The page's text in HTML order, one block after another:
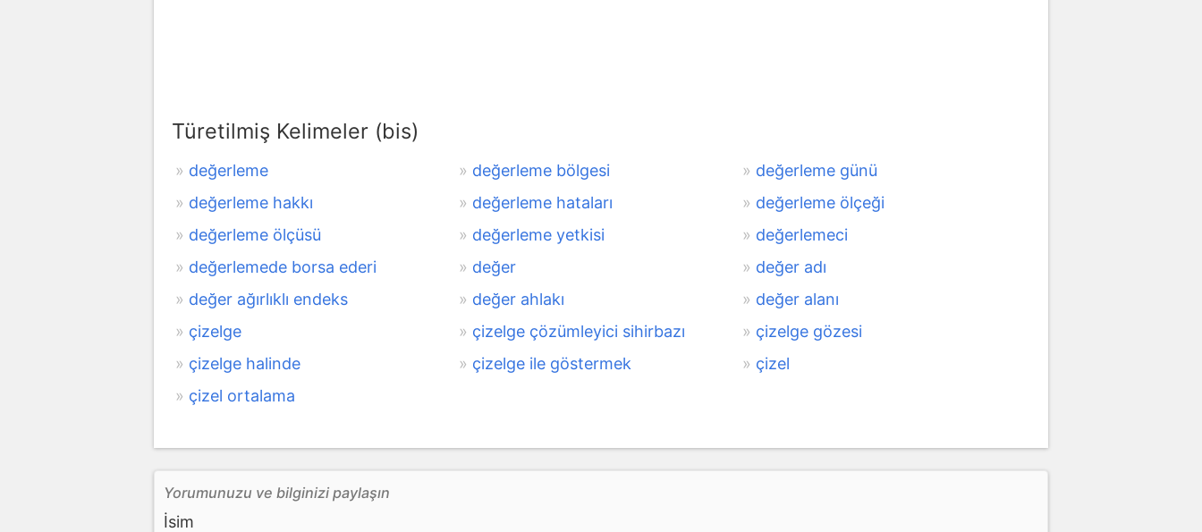
Türetilmiş Kelimeler (bis)
değerleme değerleme bölgesi
değerleme günü
değerleme hakkı
değerleme hataları
değerleme ölçeği
değerleme ölçüsü
değerleme yetkisi
değerlemeci
değerlemede borsa ederi
değer
değer adı
değer ağırlıklı endeks
değer ahlakı
değer alanı
çizelge
çizelge çözümleyici sihirbazı
çizelge gözesi
çizelge halinde
çizelge ile göstermek
çizel
çizel ortalama
Yorumunuzu ve bilginizi paylaşın
İsim